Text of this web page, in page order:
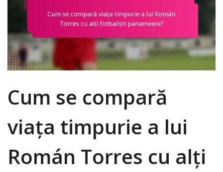
Cum se compară
viața timpurie a lui
Román Torres cu alți